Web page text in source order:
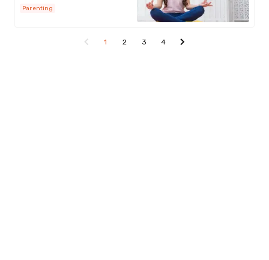
Parenting
1 2 3 4